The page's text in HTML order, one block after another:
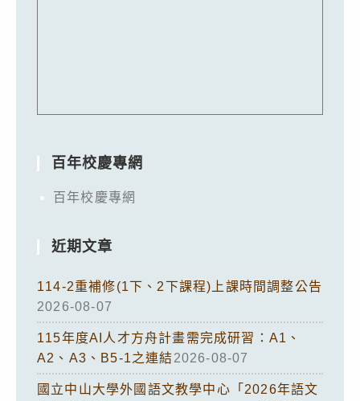
百年校慶專網
百年校慶專網
近期文章
114-2重補修(1下、2下課程)上課時間調整公告
2026-08-07
115年度AI人才方舟計畫需完成研習：A1、
A2、A3、B5-1之連結2026-08-07
國立中山大學外國語文教學中心「2026年語文